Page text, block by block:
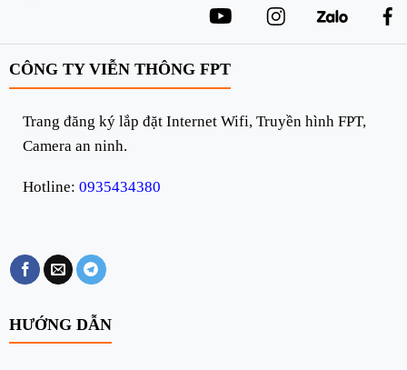
CÔNG TY VIỄN THÔNG FPT
Trang đăng ký lắp đặt Internet Wifi, Truyền hình FPT,
Camera an ninh.
Hotline: 0935434380
HƯỚNG DẪN